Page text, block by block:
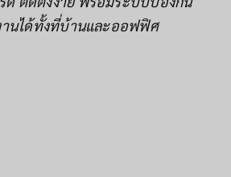
านได้ทั้งที่บ้านและออฟฟิศ